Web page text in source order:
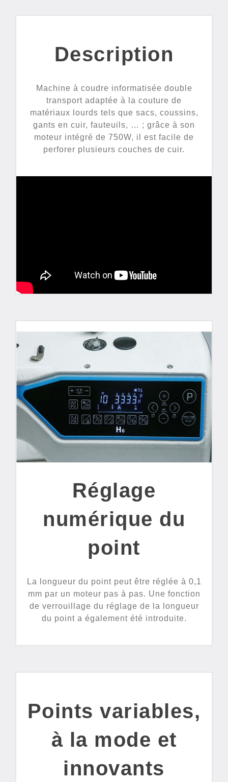
Description
Machine à coudre informatisée double
transport adaptée à la couture de
matériaux lourds tels que sacs, coussins,
gants en cuir, fauteuils, … ; grâce à son
moteur intégré de 750W, il est facile de
perforer plusieurs couches de cuir.
Réglage
numérique du
point
La longueur du point peut être réglée à 0,1
mm par un moteur pas à pas. Une fonction
de verrouillage du réglage de la longueur
du point a également été introduite.
Points variables,
à la mode et
innovants